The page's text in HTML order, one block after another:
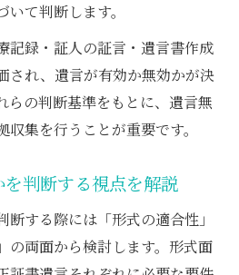
て判断します。
記録・証人の証言・遺言書作成
され、遺言が有効か無効かが決
らの判断基準をもとに、遺言無
集を行うことが重要です。
判断する視点を解説
する際には「形式の適合性」
の両面から検討します。形式面